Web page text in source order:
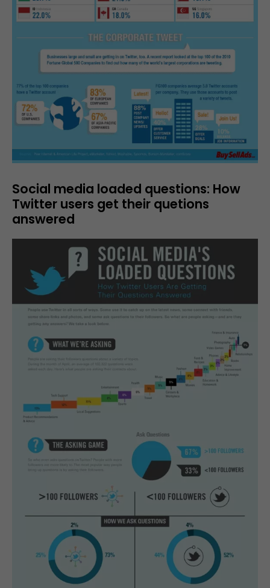
Social media loaded questions: How
Twitter users get their quetions
answered